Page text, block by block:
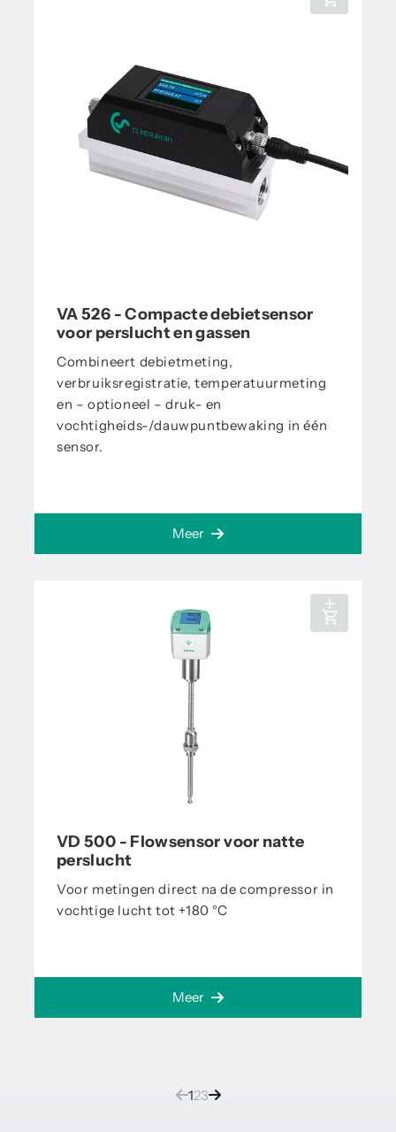
VA 526 - Compacte debietsensor
voor perslucht en gassen
Combineert debietmeting,
verbruiksregistratie, temperatuurmeting
en – optioneel – druk- en
vochtigheids-/dauwpuntbewaking in één
sensor.
Meer
VD 500 - Flowsensor voor natte
perslucht
Voor metingen direct na de compressor in
vochtige lucht tot +180 °C
Meer
1(current)
23